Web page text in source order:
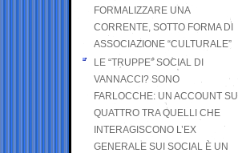
FORMALIZZARE UNA
CORRENTE, SOTTO FORMA DI
ASSOCIAZIONE “CULTURALE”
LE “TRUPPE” SOCIAL DI
VANNACCI? SONO
FARLOCCHE: UN ACCOUNT SU
QUATTRO TRA QUELLI CHE
INTERAGISCONO L’EX
GENERALE SUI SOCIAL È UN